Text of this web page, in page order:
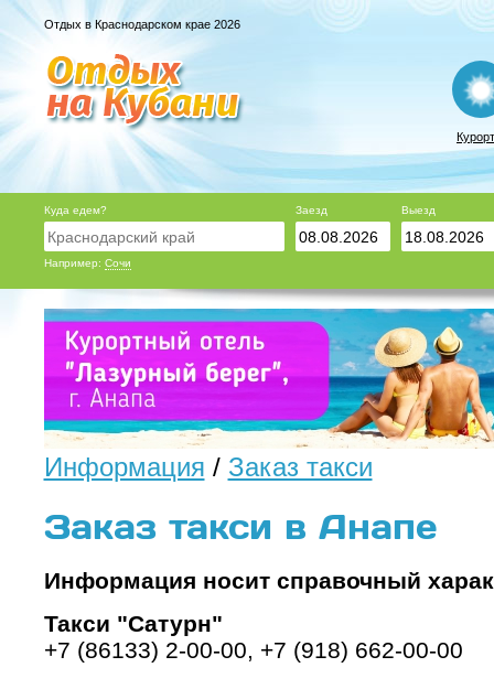
Отдых в Краснодарском крае 2026
Куда едем?
Например: Сочи
Заезд Выезд
Информация / Заказ такси
Заказ такси в Анапе
Информация носит справочный
Такси "Сатурн"
+7 (86133) 2-00-00, +7 (918) 662-00-00